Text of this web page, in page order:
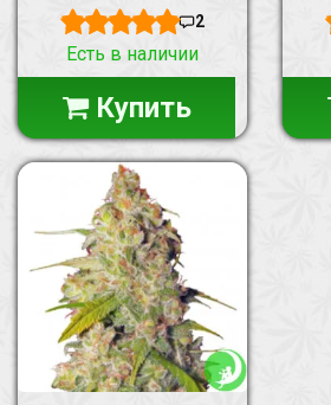
2
Есть в наличии
Купить